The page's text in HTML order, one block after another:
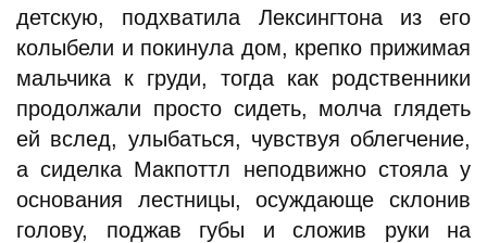
детскую, подхватила Лексингтона из его
колыбели и покинула дом, крепко прижимая
мальчика к груди, тогда как родственники
продолжали просто сидеть, молча глядеть
ей вслед, улыбаться, чувствуя облегчение,
а сиделка Макпоттл неподвижно стояла у
основания лестницы, осуждающе склонив
голову, поджав губы и сложив руки на